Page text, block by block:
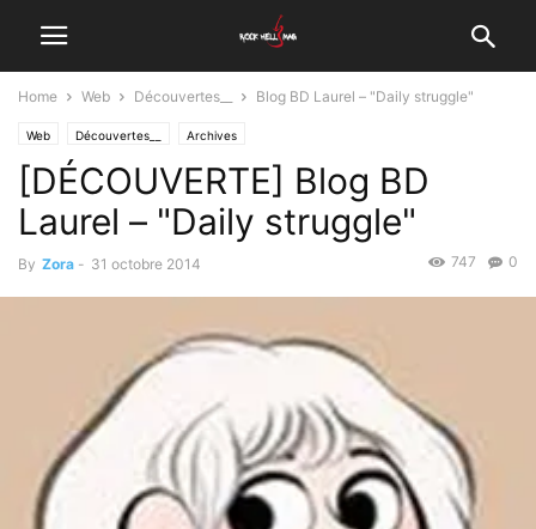
Home Web Découvertes__ Blog BD Laurel – "Daily struggle"
Web Découvertes__ Archives
[DÉCOUVERTE] Blog BD
Laurel – "Daily struggle"
By Zora - 31 octobre 2014 0
747